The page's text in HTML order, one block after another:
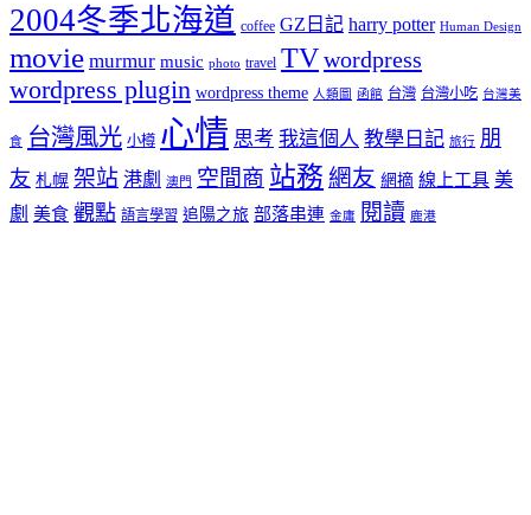
2004冬季北海道 coffee GZ日記 harry potter Human Design
movie murmur music photo travel TVwordpress
wordpress plugin wordpress theme 人類圖 函館 台灣 台灣小吃 台灣美
食 台灣風光 小樽 心情 思考 我這個人 教學日記 旅行 朋
友 札幌 架站 港劇 澳門 空間商 站務 網友 網摘 線上工具 美
劇 美食 觀點 語言學習 追陽之旅 部落串連 金庸 閱讀 鹿港